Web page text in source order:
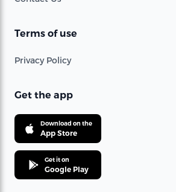
Terms of use
Privacy Policy
Get the app
Download on the
App Store
Get it on
Google Play